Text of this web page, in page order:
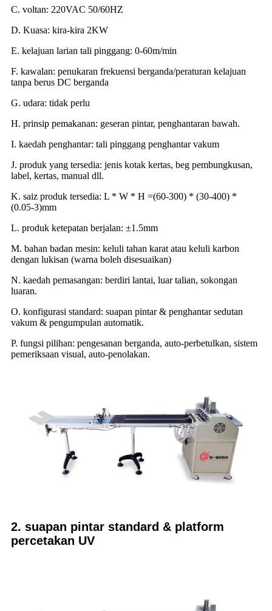
C. voltan: 220VAC 50/60HZ
D. Kuasa: kira-kira 2KW
E. kelajuan larian tali pinggang: 0-60m/min
F. kawalan: penukaran frekuensi berganda/peraturan kelajuan
tanpa berus DC berganda
G. udara: tidak perlu
H. prinsip pemakanan: geseran pintar, penghantaran bawah.
I. kaedah penghantar: tali pinggang penghantar vakum
J. produk yang tersedia: jenis kotak kertas, beg pembungkusan,
label, kertas, manual dll.
K. saiz produk tersedia: L * W * H =(60-300) * (30-400) *
(0.05-3)mm
L. produk ketepatan berjalan: ±1.5mm
M. bahan badan mesin: keluli tahan karat atau keluli karbon
dengan lukisan (warna boleh disesuaikan)
N. kaedah pemasangan: berdiri lantai, luar talian, sokongan
luaran.
O. konfigurasi standard: suapan pintar & penghantar sedutan
vakum & pengumpulan automatik.
P. fungsi pilihan: pengesanan berganda, auto-perbetulkan, sistem
pemeriksaan visual, auto-penolakan.
2. suapan pintar standard & platform
percetakan UV